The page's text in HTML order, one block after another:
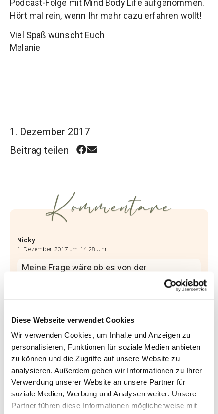
Diese Webseite verwendet Cookies
Wir verwenden Cookies, um Inhalte und Anzeigen zu
personalisieren, Funktionen für soziale Medien anbieten
zu können und die Zugriffe auf unsere Website zu
analysieren. Außerdem geben wir Informationen zu Ihrer
Verwendung unserer Website an unsere Partner für
soziale Medien, Werbung und Analysen weiter. Unsere
Partner führen diese Informationen möglicherweise mit
Podcast-Folge mit Mind Body Life aufgenommen.
Hört mal rein, wenn Ihr mehr dazu erfahren wollt!
Viel Spaß wünscht Euch
Melanie
1. Dezember 2017
Beitrag teilen
Kommentare
Nicky
1. Dezember 2017 um 14:28 Uhr
Meine Frage wäre ob es von der
Krankenkasse übernommen wird ? Ich gehe
oft schwimmen weil es mir so gut tut. Doch
Christina_Rick
1. Dezember 2017 um 14:39 Uhr
Hallo Melanie, schöner Beitrag!
Bei uns gibt’s bald eine Vakanz in der
Aquagymnastik. Ich versuche aber dann